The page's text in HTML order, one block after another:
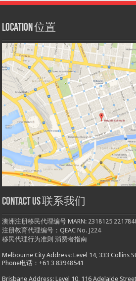
Location 位置
Contact us 联系我们
澳洲注册移民代理编号 MARN: 2318125
注册教育代理编号：QEAC No. J224
移民代理行为准则 消费者指南
Melbourne City Address: Level 14, 333 Collins
Phone电话：+61 3 83948541
Brisbane Address: Level 10, 116 Adelaide